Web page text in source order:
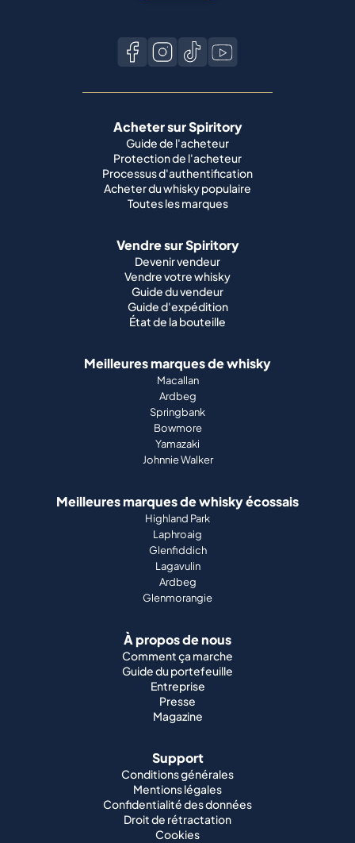
Acheter sur Spiritory
Guide de l'acheteur
Protection de l'acheteur
Processus d'authentification
Acheter du whisky populaire
Toutes les marques
Vendre sur Spiritory
Devenir vendeur
Vendre votre whisky
Guide du vendeur
Guide d'expédition
État de la bouteille
Meilleures marques de whisky
Macallan
Ardbeg
Springbank
Bowmore
Yamazaki
Johnnie Walker
Meilleures marques de whisky écossais
Highland Park
Laphroaig
Glenfiddich
Lagavulin
Ardbeg
Glenmorangie
À propos de nous
Comment ça marche
Guide du portefeuille
Entreprise
Presse
Magazine
Support
Conditions générales
Mentions légales
Confidentialité des données
Droit de rétractation
Cookies